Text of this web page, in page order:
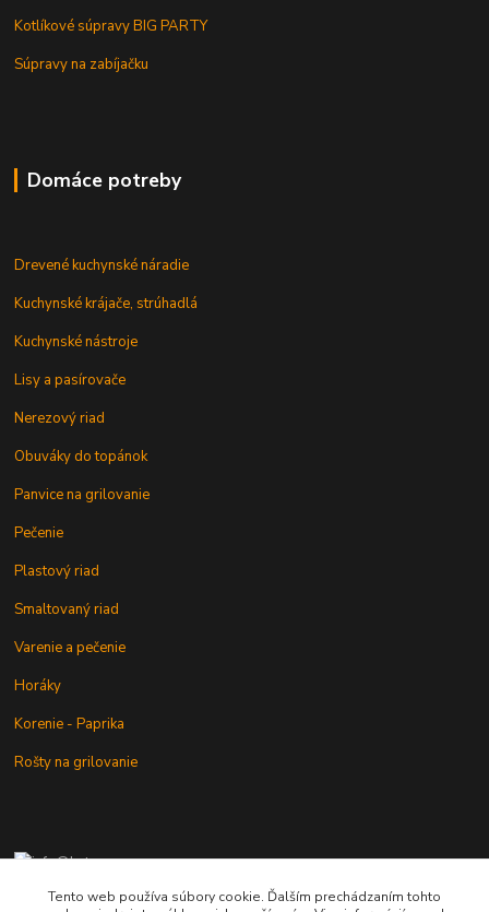
Kotlíkové súpravy BIG PARTY
Súpravy na zabíjačku
Domáce potreby
Drevené kuchynské náradie
Kuchynské krájače, strúhadlá
Kuchynské nástroje
Lisy a pasírovače
Nerezový riad
Obuváky do topánok
Panvice na grilovanie
Pečenie
Plastový riad
Smaltovaný riad
Varenie a pečenie
Horáky
Korenie - Paprika
Rošty na grilovanie
+421 902 212 007
od 8:00 - do 16:00 hod
Tento web používa súbory cookie. Ďalším prechádzaním tohto